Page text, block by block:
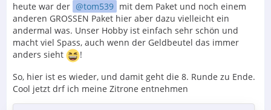
heute war der
tom539 mit dem Paket und noch einem
anderen GROSSEN Paket hier aber dazu vielleicht ein
andermal was. Unser Hobby ist einfach sehr schön und
macht viel Spass, auch wenn der Geldbeutel das immer
anders sieht
!
So, hier ist es wieder, und damit geht die 8. Runde zu Ende.
Cool jetzt drf ich meine Zitrone entnehmen